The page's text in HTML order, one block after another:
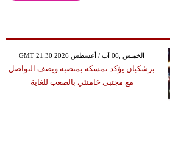
GMT 21:30 2026 الخميس ,06 آب / أغسطس
بزشكيان يؤكد تمسكه بمنصبه ويصف التواصل
مع مجتبى خامنئي بالصعب للغاية